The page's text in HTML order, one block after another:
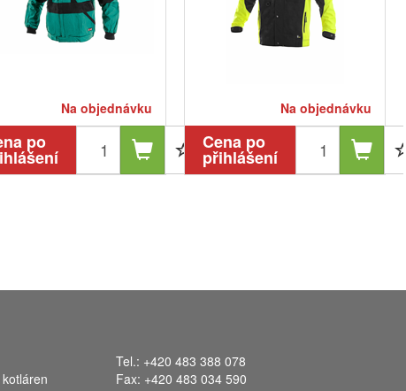
Na objednávku
po
Na objednávku
Cena po
přihlášení
Tel.: +420 483 388 078
Fax: +420 483 034 590